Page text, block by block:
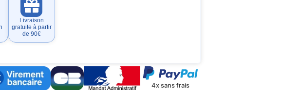
Livraison
gratuite à partir
de 90€
4x sans frais